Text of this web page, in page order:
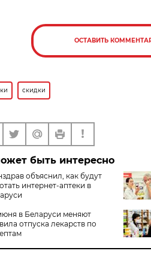
ОСТАВИТЬ
скидки
быть интересно
объяснил, как будут
интернет-аптеки в
в Беларуси меняют
отпуска лекарств по